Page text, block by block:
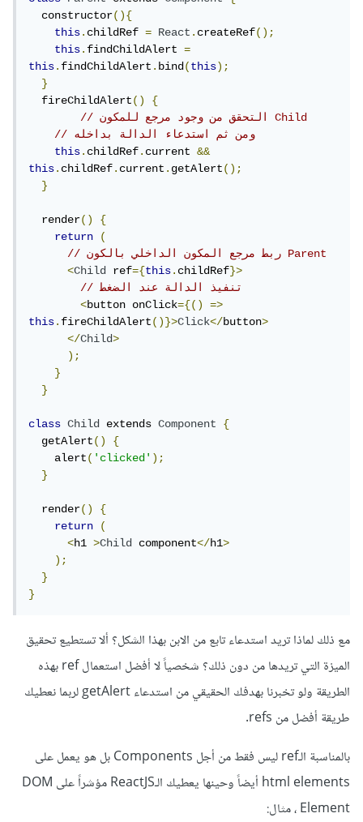
  constructor
(){
this.childRef = React.createRef();
this.findChildAlert =
this.findChildAlert.bind(this);
}
  fireChildAlert
()
{
// التحقق من وجود مرجع للمكون Child
// ومن ثم استدعاء الدالة بداخله
this.childRef.current &&
this.childRef.current.getAlert();
}
  render
()
{
return
(
// ربط مرجع المكون الداخلي بالكون Parent
<Child ref={this.childRef}>
// تنفيذ الدالة عند الضغط
<button onClick={()
=>
this.fireChildAlert()}>Click</button>
</Child>
);
}
}
class Child extends Component
{
  getAlert
()
{
    alert
('clicked');
}
  render
()
{
return
(
<h1 >Child component</h1>
);
}
}
مع ذلك لماذا تريد استدعاء تابع من اﻻبن بهذا الشكل؟ ألا تستطيع تحقيق
الميزة التي تريدها من دون ذلك؟ شخصياً لا أفضل استعمال ref بهذه
الطريقة ولو تخبرنا بهدفك الحقيقي من استدعاء getAlert لربما نعطيك
طريقة أفضل من refs.
بالمناسبة الـref ليس فقط من أجل Components بل هو يعمل على
html elements أيضاً وحينها يعطيك الـReactJS مؤشراً على DOM
Element ، مثال: